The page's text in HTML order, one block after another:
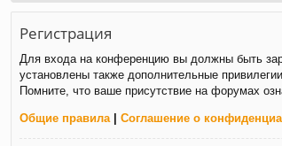
Регистрация
Для входа на конференцию вы должны быть
установлены также дополнительные
Помните, что ваше присутствие на форумах
Общие правила | Соглашение о